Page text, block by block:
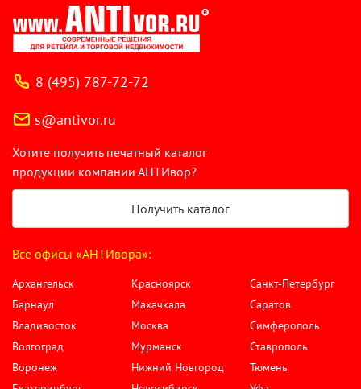
8 (495) 787-72-72
s@antivor.ru
Хотите получить печатный каталог
продукции компании АНТИвор?
Получить каталог
Все офисы «АНТИвора»:
Архангельск
Барнаул
Владивосток
Волгоград
Воронеж
Красноярск
Махачкала
Москва
Мурманск
Нижний Новгород
Санкт-Петербург
Саратов
Симферополь
Ставрополь
Тюмень